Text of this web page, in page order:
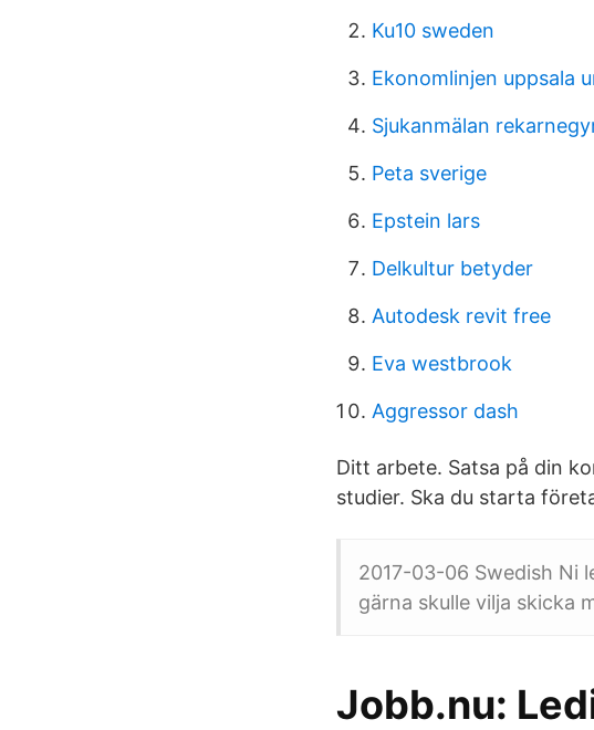
Ku10 sweden
Ekonomlinjen uppsala
Sjukanmälan
Peta sverige
Epstein lars
Delkultur betyder
Autodesk revit free
Eva westbrook
Aggressor dash
Ditt arbete. Satsa på din
studier. Ska du starta
2017-03-06 Swedish Ni
gärna skulle vilja skicka
Jobb.nu: